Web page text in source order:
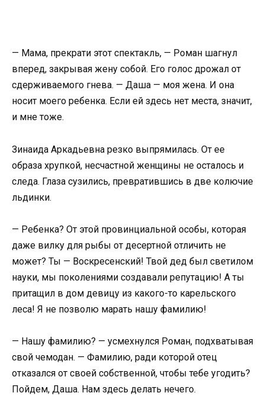
— Мама, прекрати этот спектакль, — Роман шагнул
вперед, закрывая жену собой. Его голос дрожал от
сдерживаемого гнева. — Даша — моя жена. И она
носит моего ребенка. Если ей здесь нет места, значит,
и мне тоже.
Зинаида Аркадьевна резко выпрямилась. От ее
образа хрупкой, несчастной женщины не осталось и
следа. Глаза сузились, превратившись в две колючие
льдинки.
— Ребенка? От этой провинциальной особы, которая
даже вилку для рыбы от десертной отличить не
может? Ты — Воскресенский! Твой дед был светилом
науки, мы поколениями создавали репутацию! А ты
притащил в дом девицу из какого-то карельского
леса! Я не позволю марать нашу фамилию!
— Нашу фамилию? — усмехнулся Роман, подхватывая
свой чемодан. — Фамилию, ради которой отец
отказался от своей собственной, чтобы тебе угодить?
Пойдем, Даша. Нам здесь делать нечего.